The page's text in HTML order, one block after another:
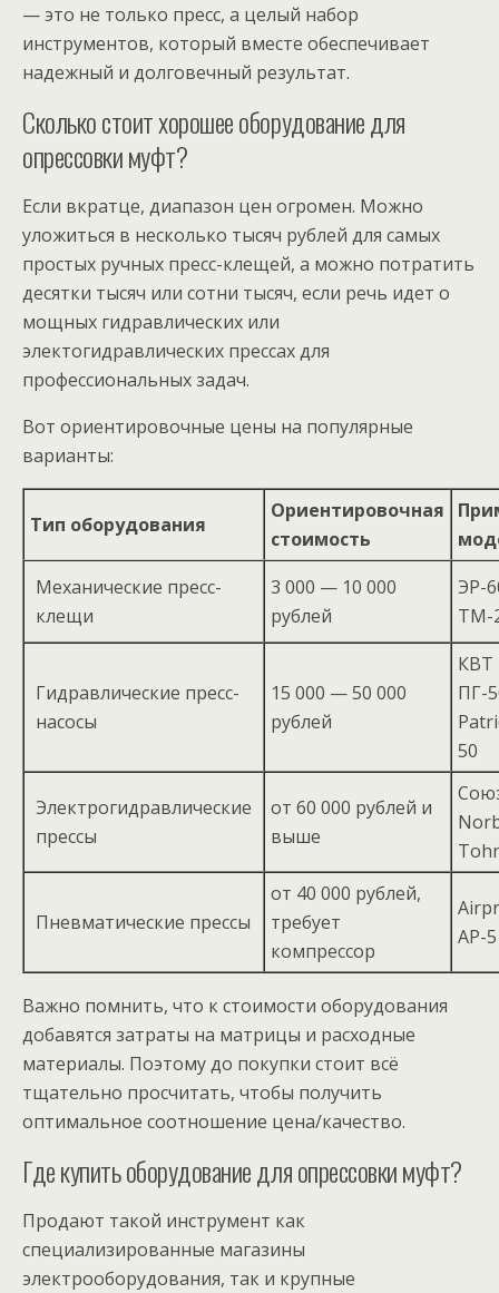
— это не только пресс, а целый набор
инструментов, который вместе обеспечивает
надежный и долговечный результат.
Сколько стоит хорошее оборудование для
опрессовки муфт?
Если вкратце, диапазон цен огромен. Можно
уложиться в несколько тысяч рублей для самых
простых ручных пресс-клещей, а можно потратить
десятки тысяч или сотни тысяч, если речь идет о
мощных гидравлических или
электогидравлических прессах для
профессиональных задач.
Вот ориентировочные цены на популярные
варианты:
Тип оборудования
Ориентировочная
стоимость
Механические пресс-
клещи
3 000 — 10 000
рублей
ЭР-
ТМ-
Гидравлические пресс-
насосы
15 000 — 50 000
рублей
КВТ
ПГ-
50
Электрогидравлические
прессы
от 60 000 рублей и
выше
Пневматические прессы
от 40 000 рублей,
требует
компрессор
AP-5
Важно помнить, что к стоимости оборудования
добавятся затраты на матрицы и расходные
материалы. Поэтому до покупки стоит всё
тщательно просчитать, чтобы получить
оптимальное соотношение цена/качество.
Где купить оборудование для опрессовки муфт?
Продают такой инструмент как
специализированные магазины
электрооборудования, так и крупные